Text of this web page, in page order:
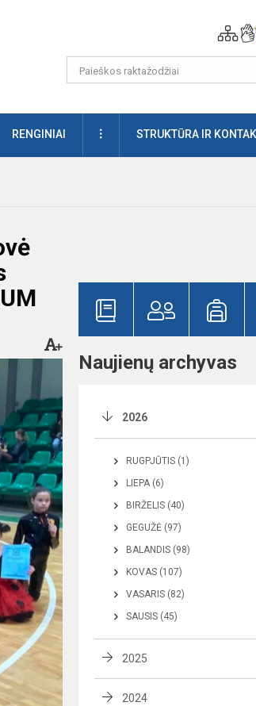
RENGINIAI DAUGIAUSTRUKTŪRA IR
Naujienų archyvas
2026
RUGPJŪTIS (1)
LIEPA (6)
BIRŽELIS (40)
GEGUŽĖ (97)
BALANDIS (98)
KOVAS (107)
VASARIS (82)
SAUSIS (45)
2025
2024